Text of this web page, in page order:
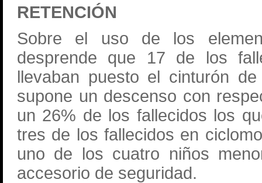
RETENCIÓN
Sobre el uso de los
desprende que 17 de los
llevaban puesto el cinturón
supone un descenso con
un 26% de los fallecidos los
tres de los fallecidos en
uno de los cuatro niños
accesorio de seguridad.